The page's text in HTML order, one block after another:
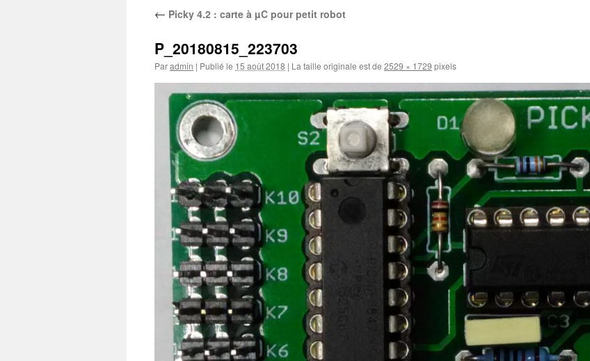
← Picky 4.2 : carte à µC pour petit robot
P_20180815_223703
Paradmin | Publié le 15 août 2018 | La taille originale est de 2529 × 1729 pixels